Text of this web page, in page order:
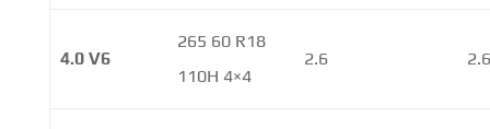
4.0 V6
265 60 R18
110H 4×4
2.6